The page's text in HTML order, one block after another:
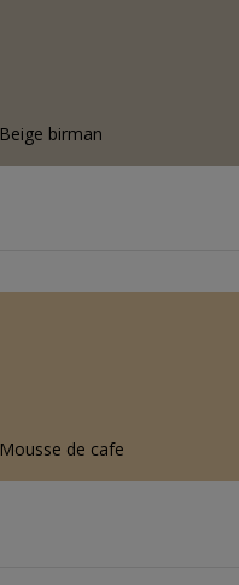
Beige birman
Mousse de cafe